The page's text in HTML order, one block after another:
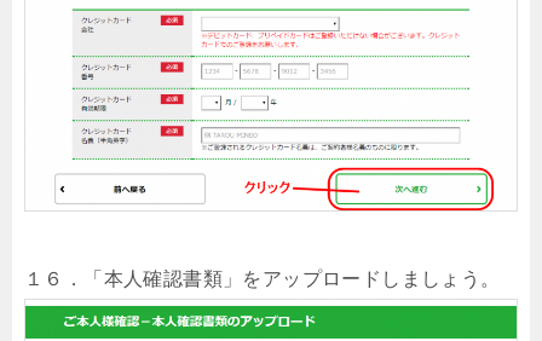
１６．「本人確認書類」をアップロードしましょう。